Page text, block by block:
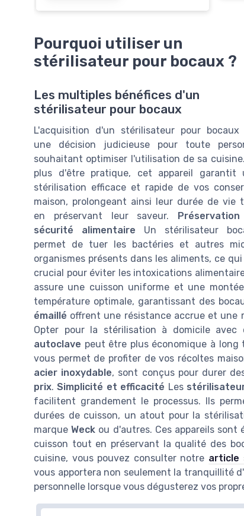
Pourquoi utiliser un
stérilisateur pour bocaux ?
Les multiples bénéfices d'un
stérilisateur pour bocaux
L'acquisition d'un stérilisateur pour bocaux
une décision judicieuse pour toute
souhaitant optimiser l'utilisation de sa
plus d'être pratique, cet appareil garantit
stérilisation efficace et rapide de vos
maison, prolongeant ainsi leur durée de vie
en préservant leur saveur.
sécurité alimentaire Un stérilisateur
permet de tuer les bactéries et autres
organismes présents dans les aliments, ce
crucial pour éviter les intoxications
assure une cuisson uniforme et une
température optimale, garantissant des
émaillé offrent une résistance accrue et une
Opter pour la stérilisation à domicile avec
autoclave peut être plus économique à
vous permet de profiter de vos récoltes
acier inoxydable, sont conçus pour durer
prix.Simplicité et efficacité Les
facilitent grandement le processus. Ils
durées de cuisson, un atout pour la
marqueWeck ou d'autres. Ces appareils
cuisson tout en préservant la qualité des
cuisine, vous pouvez consulter notre article
vous apportera non seulement la tranquillité
personnelle lorsque vous dégusterez vos